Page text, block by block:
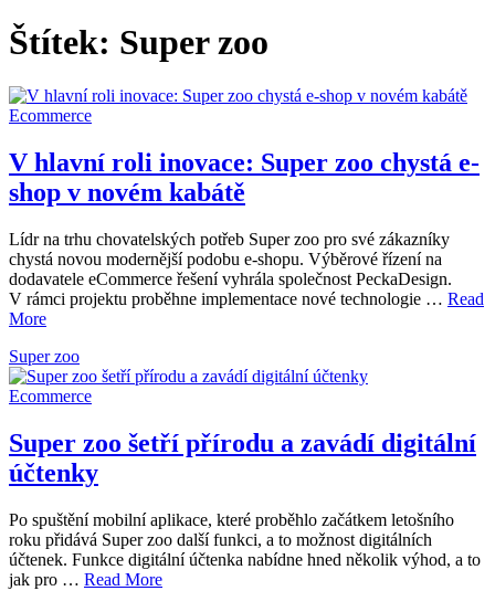
Štítek: Super zoo
Ecommerce
V hlavní roli inovace: Super zoo chystá e-
shop v novém kabátě
Lídr na trhu chovatelských potřeb Super zoo pro své zákazníky
chystá novou modernější podobu e-shopu. Výběrové řízení na
dodavatele eCommerce řešení vyhrála společnost PeckaDesign.
V rámci projektu proběhne implementace nové technologie … Read
More
Super zoo
Ecommerce
Super zoo šetří přírodu a zavádí digitální
účtenky
Po spuštění mobilní aplikace, které proběhlo začátkem letošního
roku přidává Super zoo další funkci, a to možnost digitálních
účtenek. Funkce digitální účtenka nabídne hned několik výhod, a to
jak pro … Read More